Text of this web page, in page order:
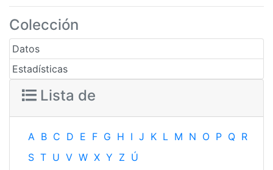
Colección
Datos
Estadísticas
Lista de
A B C D E F G H I J K L M N O P Q R
S T U V W X Y Z Ú